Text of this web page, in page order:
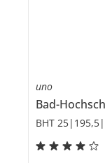
uno
Bad-
BHT